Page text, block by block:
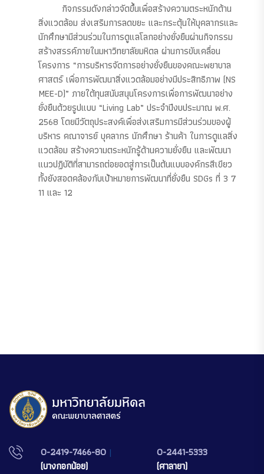
กิจกรรมดังกล่าวจัดขึ้นเพื่อสร้างความตระหนักด้าน
สิ่งแวดล้อม ส่งเสริมการลดขยะ และกระตุ้นให้บุคลากรและ
นักศึกษามีส่วนร่วมในการดูแลโลกอย่างยั่งยืนผ่านกิจกรรม
สร้างสรรค์ภายในมหาวิทยาลัยมหิดล ผ่านการขับเคลื่อน
โครงการ “การบริหารจัดการอย่างยั่งยืนของคณะพยาบาล
ศาสตร์ เพื่อการพัฒนาสิ่งแวดล้อมอย่างมีประสิทธิภาพ (NS
MEE-D)” ภายใต้ทุนสนับสนุนโครงการเพื่อการพัฒนาอย่าง
ยั่งยืนด้วยรูปแบบ “Living Lab” ประจำปีงบประมาณ พ.ศ.
2568 โดยมีวัตถุประสงค์เพื่อส่งเสริมการมีส่วนร่วมของผู้
บริหาร คณาจารย์ บุคลากร นักศึกษา ร้านค้า ในการดูแลสิ่ง
แวดล้อม สร้างความตระหนักรู้ด้านความยั่งยืน และพัฒนา
แนวปฏิบัติที่สามารถต่อยอดสู่การเป็นต้นแบบองค์กรสีเขียว
ทั้งยังสอดคล้องกับเป้าหมายการพัฒนาที่ยั่งยืน SDGs ที่ 3 7
11 และ 12
0-2419-7466-80 |
(บางกอกน้อย)
0-2441-5333
(ศาลายา)